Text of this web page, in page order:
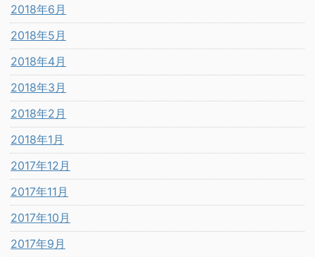
2018年6月
2018年5月
2018年4月
2018年3月
2018年2月
2018年1月
2017年12月
2017年11月
2017年10月
2017年9月